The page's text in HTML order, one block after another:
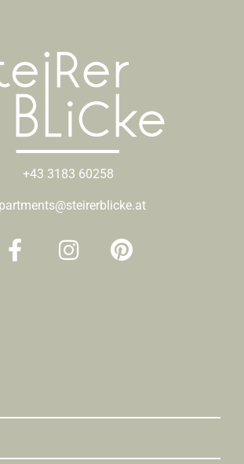
+43 3183 60258